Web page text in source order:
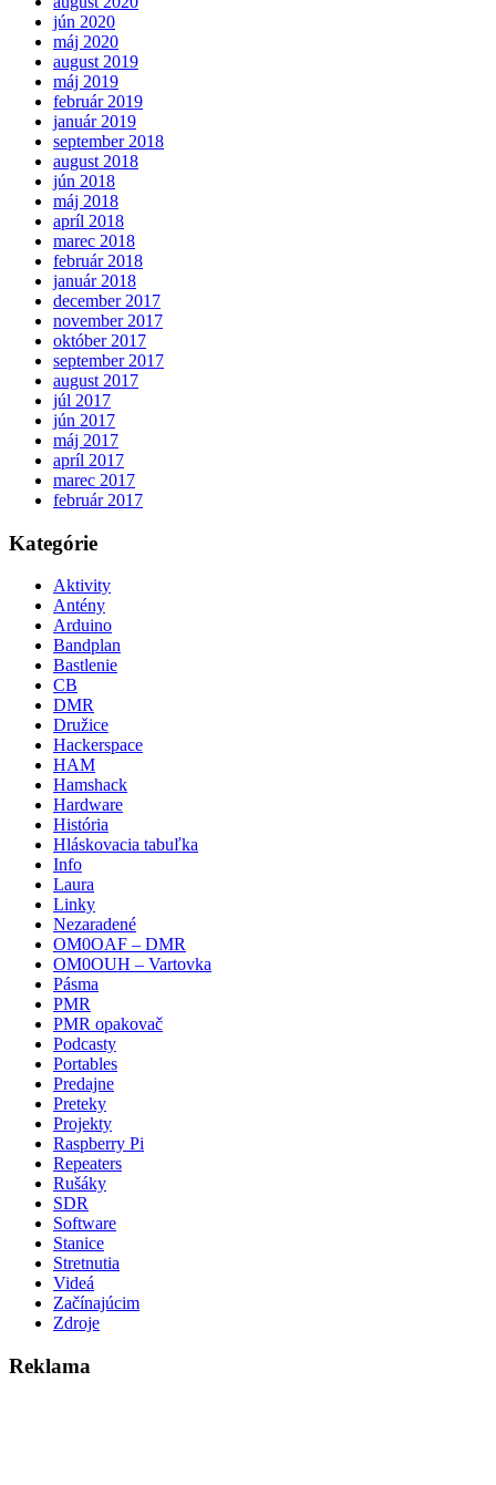
jún 2020
máj 2020
august 2019
máj 2019
február 2019
január 2019
september 2018
august 2018
jún 2018
máj 2018
apríl 2018
marec 2018
február 2018
január 2018
december 2017
november 2017
október 2017
september 2017
august 2017
júl 2017
jún 2017
máj 2017
apríl 2017
marec 2017
február 2017
Kategórie
Aktivity
Antény
Arduino
Bandplan
Bastlenie
CB
DMR
Družice
Hackerspace
HAM
Hamshack
Hardware
História
Hláskovacia tabuľka
Info
Laura
Linky
Nezaradené
OM0OAF – DMR
OM0OUH – Vartovka
Pásma
PMR
PMR opakovač
Podcasty
Portables
Predajne
Preteky
Projekty
Raspberry Pi
Repeaters
Rušáky
SDR
Software
Stanice
Stretnutia
Videá
Začínajúcim
Zdroje
Reklama